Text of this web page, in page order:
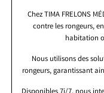
Chez TIMA FRELONS
contre les rongeurs,
habitation
Nous utilisons des
rongeurs, garantissant